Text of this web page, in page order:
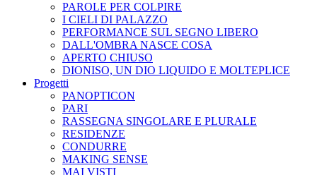
PAROLE PER COLPIRE
I CIELI DI PALAZZO
PERFORMANCE SUL SEGNO LIBERO
DALL'OMBRA NASCE COSA
APERTO CHIUSO
DIONISO, UN DIO LIQUIDO E MOLTEPLICE
Progetti
PANOPTICON
PARI
RASSEGNA SINGOLARE E PLURALE
RESIDENZE
CONDURRE
MAKING SENSE
MAI VISTI